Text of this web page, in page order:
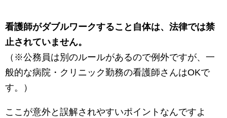
看護師がダブルワークすること自体は、法律では禁
止されていません。
（※公務員は別のルールがあるので例外ですが、一
般的な病院・クリニック勤務の看護師さんはOKで
す。）
ここが意外と誤解されやすいポイントなんですよ